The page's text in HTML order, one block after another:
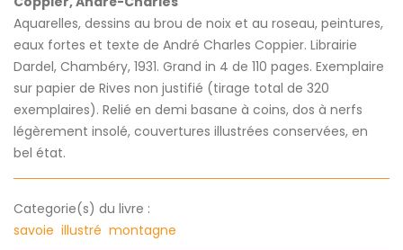
Aquarelles, dessins au brou de noix et au roseau, peintures,
eaux fortes et texte de André Charles Coppier. Librairie
Dardel, Chambéry, 1931. Grand in 4 de 110 pages. Exemplaire
sur papier de Rives non justifié (tirage total de 320
exemplaires). Relié en demi basane à coins, dos à nerfs
légèrement insolé, couvertures illustrées conservées, en
bel état.
Categorie(s) du livre :
savoie illustré montagne